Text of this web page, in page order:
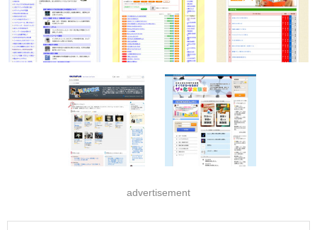
advertisement